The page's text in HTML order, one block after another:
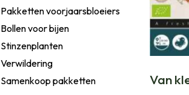
Pakketten voorjaarsbloeiers
Bollen voor bijen
Stinzenplanten
Verwildering
Samenkoop pakketten
Van